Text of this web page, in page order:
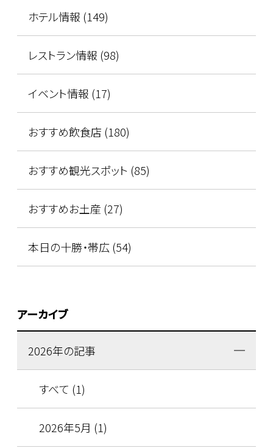
ホテル情報 (149)
レストラン情報 (98)
イベント情報 (17)
おすすめ飲食店 (180)
おすすめ観光スポット (85)
おすすめお土産 (27)
本日の十勝・帯広 (54)
アーカイブ
2026年の記事
すべて (1)
2026年5月 (1)